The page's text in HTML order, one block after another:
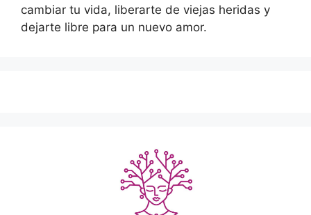
cambiar tu vida, liberarte de viejas heridas y
dejarte libre para un nuevo amor.